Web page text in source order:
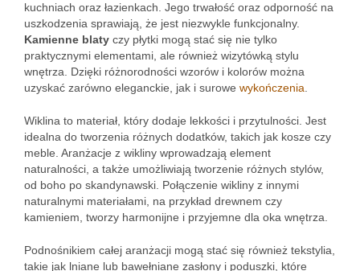
kuchniach oraz łazienkach. Jego trwałość oraz odporność na
uszkodzenia sprawiają, że jest niezwykle funkcjonalny.
Kamienne blaty czy płytki mogą stać się nie tylko
praktycznymi elementami, ale również wizytówką stylu
wnętrza. Dzięki różnorodności wzorów i kolorów można
uzyskać zarówno eleganckie, jak i surowe wykończenia
Wiklina to materiał, który dodaje lekkości i przytulności. Jest
idealna do tworzenia różnych dodatków, takich jak kosze czy
meble. Aranżacje z wikliny wprowadzają element
naturalności, a także umożliwiają tworzenie różnych stylów,
od boho po skandynawski. Połączenie wikliny z innymi
naturalnymi materiałami, na przykład drewnem czy
kamieniem, tworzy harmonijne i przyjemne dla oka wnętrza.
Podnośnikiem całej aranżacji mogą stać się również tekstylia,
takie jak lniane lub bawełniane zasłony i poduszki, które